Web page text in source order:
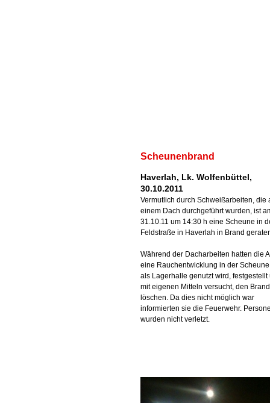
Scheunenbrand
Haverlah, Lk. Wolfenbüttel,
30.10.2011
Vermutlich durch Schweißarbeiten, die
einem Dach durchgeführt wurden, ist
31.10.11 um 14:30 h eine Scheune in
Feldstraße in Haverlah in Brand
Während der Dacharbeiten hatten die
eine Rauchentwicklung in der
als Lagerhalle genutzt wird, festgestellt
mit eigenen Mitteln versucht, den
löschen. Da dies nicht möglich war
informierten sie die Feuerwehr.
wurden nicht verletzt.